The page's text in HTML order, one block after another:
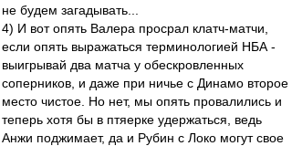
не будем загадывать...
4) И вот опять Валера просрал клатч-матчи,
если опять выражаться терминологией НБА -
выигрывай два матча у обескровленных
соперников, и даже при ничье с Динамо второе
место чистое. Но нет, мы опять провалились и
теперь хотя бы в птяерке удержаться, ведь
Анжи поджимает, да и Рубин с Локо могут свое